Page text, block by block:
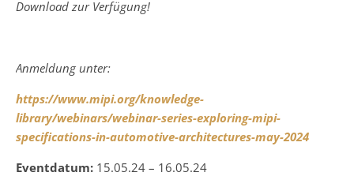
Download zur Verfügung!
Anmeldung unter:
https://www.mipi.org/knowledge-
library/webinars/webinar-series-exploring-mipi-
specifications-in-automotive-architectures-may-2024
Eventdatum: 15.05.24 – 16.05.24